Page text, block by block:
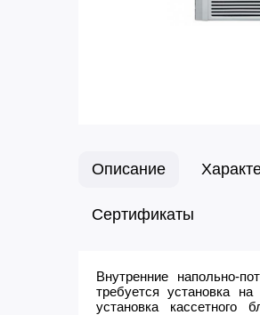
Описание
Сертификаты
Внутренние напольно-
требуется установка
установка кассетного